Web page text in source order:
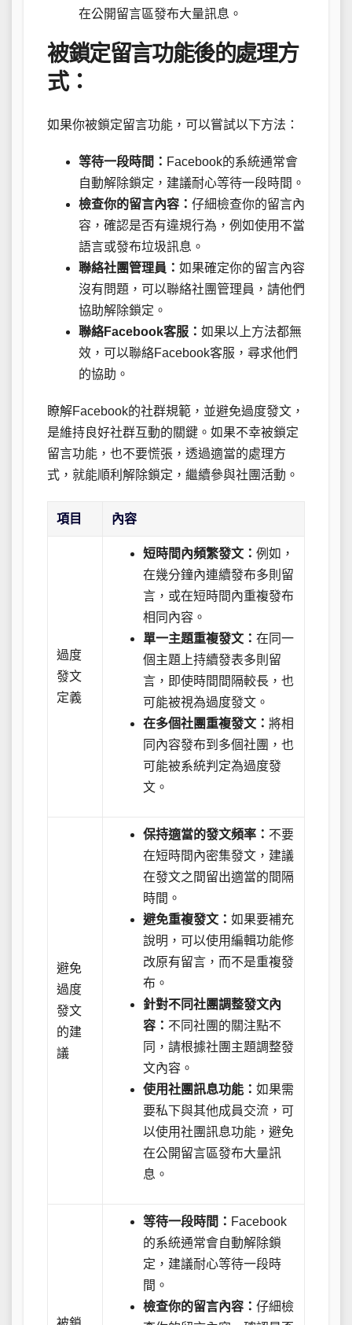
在公開留言區發布大量訊息。
被鎖定留言功能後的處理方
式：
如果你被鎖定留言功能，可以嘗試以下方法：
等待一段時間： Facebook的系統通常會
自動解除鎖定，建議耐心等待一段時間。
檢查你的留言內容： 仔細檢查你的留言內
容，確認是否有違規行為，例如使用不當
語言或發布垃圾訊息。
聯絡社團管理員： 如果確定你的留言內容
沒有問題，可以聯絡社團管理員，請他們
協助解除鎖定。
聯絡Facebook客服： 如果以上方法都無
效，可以聯絡Facebook客服，尋求他們
的協助。
瞭解Facebook的社群規範，並避免過度發文，
是維持良好社群互動的關鍵。如果不幸被鎖定
留言功能，也不要慌張，透過適當的處理方
式，就能順利解除鎖定，繼續參與社團活動。
項目 內容
過度
發文
定義
短時間內頻繁發文：例如，
在幾分鐘內連續發布多則留
言，或在短時間內重複發布
相同內容。
單一主題重複發文：在同一
個主題上持續發表多則留
言，即使時間間隔較長，也
可能被視為過度發文。
在多個社團重複發文：將相
同內容發布到多個社團，也
可能被系統判定為過度發
文。
避免
過度
發文
的建
議
保持適當的發文頻率： 不要
在短時間內密集發文，建議
在發文之間留出適當的間隔
時間。
避免重複發文：如果要補充
說明，可以使用編輯功能修
改原有留言，而不是重複發
布。
針對不同社團調整發文內
容： 不同社團的關注點不
同，請根據社團主題調整發
文內容。
使用社團訊息功能：如果需
要私下與其他成員交流，可
以使用社團訊息功能，避免
在公開留言區發布大量訊
息。
等待一段時間： Facebook
的系統通常會自動解除鎖
定，建議耐心等待一段時
間。
檢查你的留言內容：仔細檢